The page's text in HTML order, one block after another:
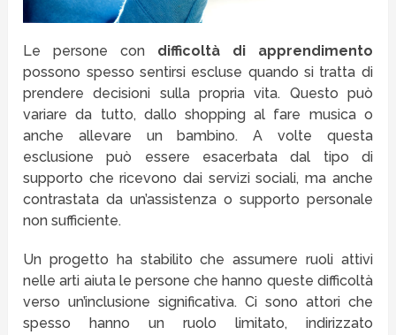
Le persone con difficoltà di apprendimento
possono spesso sentirsi escluse quando si tratta di
prendere decisioni sulla propria vita. Questo può
variare da tutto, dallo shopping al fare musica o
anche allevare un bambino. A volte questa
esclusione può essere esacerbata dal tipo di
supporto che ricevono dai servizi sociali, ma anche
contrastata da un’assistenza o supporto personale
non sufficiente.
Un progetto ha stabilito che assumere ruoli attivi
nelle arti aiuta le persone che hanno queste difficoltà
verso un’inclusione significativa. Ci sono attori che
spesso hanno un ruolo limitato, indirizzato